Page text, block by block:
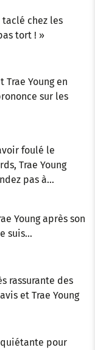
taclé chez les
tort ! »
Trae Young en
sur les
foulé le
Trae Young
pas à…
Young après son
suis…
rassurante des
et Trae Young
pour